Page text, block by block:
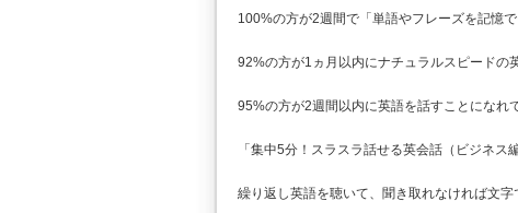
100%の方が2週間で「単語やフレーズを記憶で
92%の方が1ヵ月以内にナチュラルスピードの
95%の方が2週間以内に英語を話すことになれ
「集中5分！スラスラ話せる英会話（ビジネス
繰り返し英語を聴いて、聞き取れなければ文字